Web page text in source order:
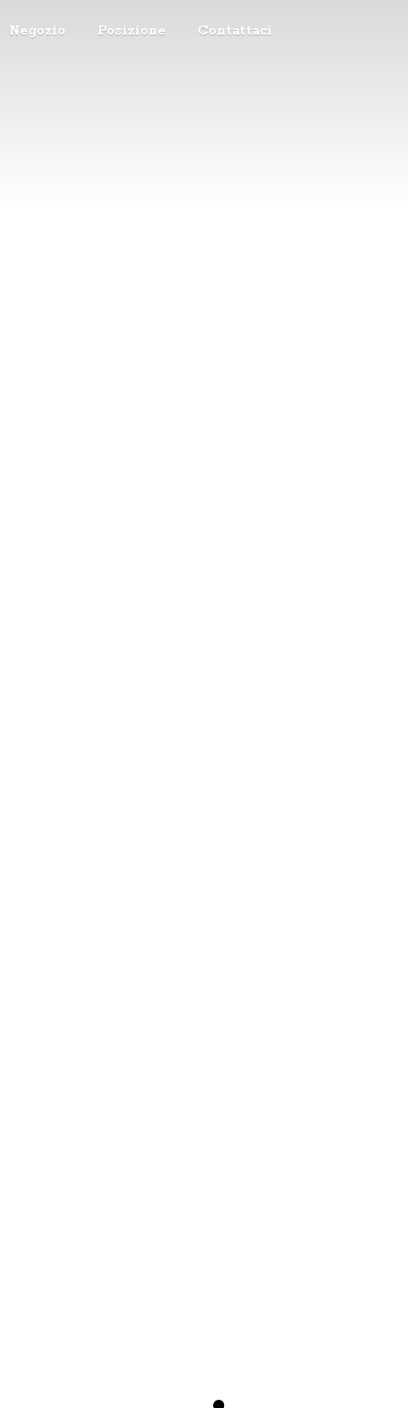
Negozio Posizione Contattaci